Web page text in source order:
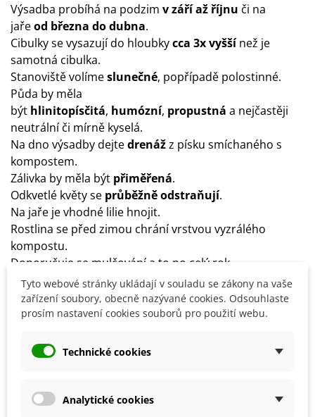
Výsadba probíhá na podzim v září až říjnu či na
jařeod března do dubna.
Cibulky se vysazují do hloubkycca 3x vyššínež je
samotná cibulka.
Stanoviště volímeslunečné, popřípadě polostinné.
Půda by měla
být hlinitopísčitá, humózní, propustná a nejčastěji
neutrální či mírně kyselá.
Na dno výsadby dejtedrenážz písku smíchaného s
kompostem.
Zálivka by měla být přiměřená.
Odkvetlé květy se průběžně odstraňují.
Na jaře je vhodné lilie hnojit.
Rostlina se před zimou chrání vrstvou vyzrálého
kompostu.
Doporučuje se mulčování a to po celý rok.
Detaily produktu
SOUVISEJÍCÍ PRODUKTY
Tyto webové stránky ukládají v souladu se zákony na vaše
zařízení soubory, obecně nazývané cookies. Odsouhlaste
prosím nastavení cookies souborů pro použití webu.
Technické cookies
Analytické cookies